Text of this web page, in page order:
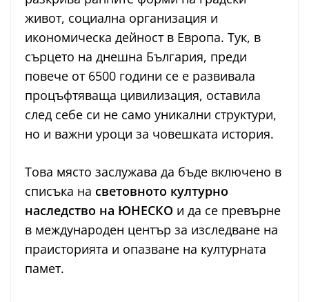
живот, социална организация и
икономическа дейност в Европа. Тук, в
сърцето на днешна България, преди
повече от 6500 години се е развивала
процъфтяваща цивилизация, оставила
след себе си не само уникални структури,
но и важни уроци за човешката история.
Това място заслужава да бъде включено в
списъка на световното културно
наследство на ЮНЕСКО и да се превърне
в международен център за изследване на
праисторията и опазване на културната
памет.